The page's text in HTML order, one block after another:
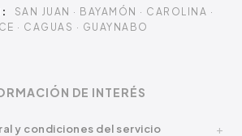
SAN JUAN · BAYAMÓN · CAROLINA ·
· CAGUAS · GUAYNABO
DE INTERÉS
y condiciones del servicio